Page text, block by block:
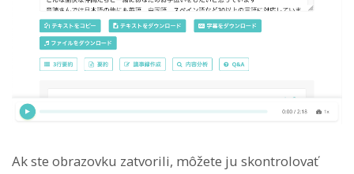
Ak ste obrazovku zatvorili, môžete ju skontrolovať